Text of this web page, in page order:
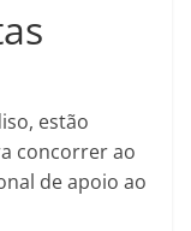
estão
concorrer ao
de apoio ao